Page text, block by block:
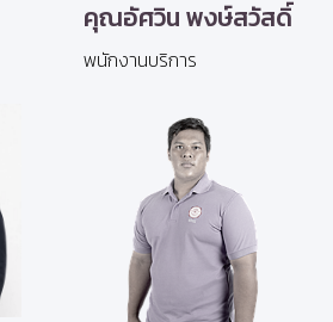
คุณอัศวิน พงษ์สวัสดิ์
พนักงานบริการ